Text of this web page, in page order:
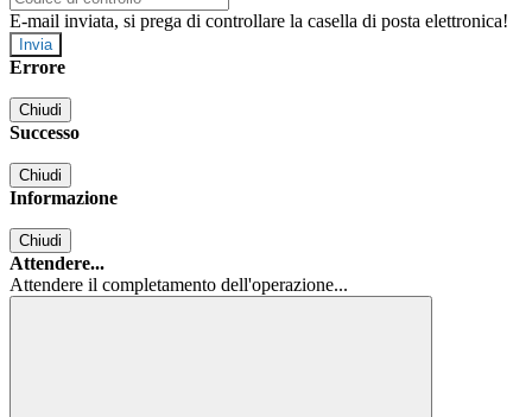
E-mail inviata, si prega di controllare la casella di posta elettronica!
Errore
Chiudi
Successo
Chiudi
Informazione
Chiudi
Attendere...
Attendere il completamento dell'operazione...